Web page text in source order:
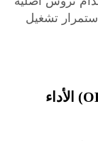
تشغيل
كيف تعزز تروس التصنيع الأصلية (OEM) الأداء